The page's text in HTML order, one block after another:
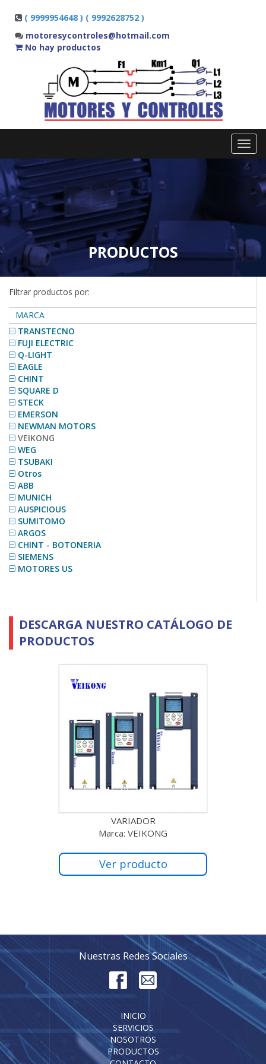
( 9999954648 ) ( 9992628752 )
motoresycontroles@hotmail.com
No hay productos
PRODUCTOS
Filtrar productos por:
MARCA
TRANSTECNO
FUJI ELECTRIC
Q-LIGHT
EAGLE
CHINT
SQUARE D
STECK
EMERSON
NEWMAN MOTORS
VEIKONG
WEG
TSUBAKI
Otros
ABB
MUNICH
AUSPICIOUS
SUMITOMO
ARGOS
CHINT - BOTONERIA
SIEMENS
MOTORES US
DESCARGA NUESTRO CATÁLOGO DE
PRODUCTOS
VARIADOR
Marca: VEIKONG
Ver producto
Nuestras Redes Sociales
INICIO
SERVICIOS
NOSOTROS
PRODUCTOS